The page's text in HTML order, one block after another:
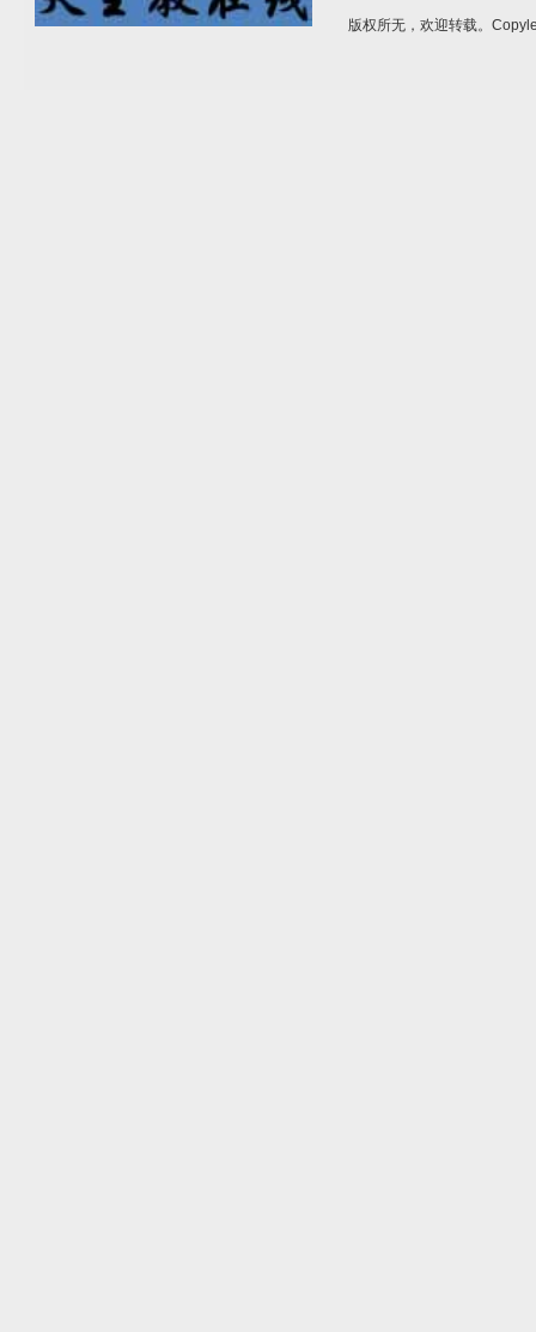
版权所无，欢迎转载。